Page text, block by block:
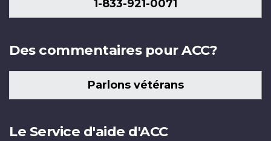
1-833-921-0071
Des commentaires pour ACC?
Parlons vétérans
Le Service d'aide d'ACC